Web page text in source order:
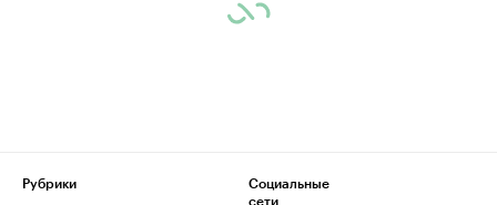
Рубрики
Социальные
сети